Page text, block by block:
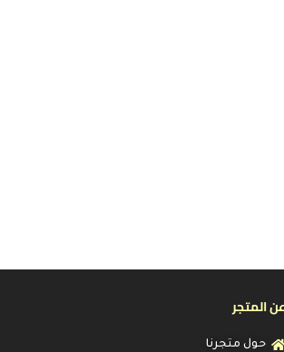
عن المتجر
حول متجرنا